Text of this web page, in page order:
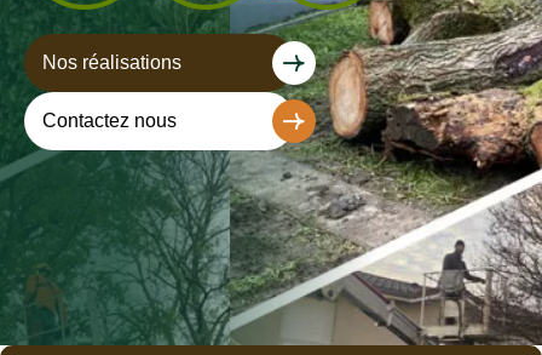
Nos réalisations
Contactez nous